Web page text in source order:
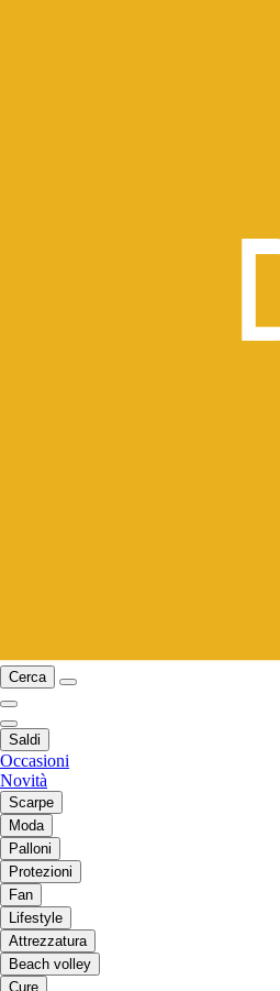
Cerca
Saldi
Occasioni
Novità
Scarpe
Moda
Palloni
Protezioni
Fan
Lifestyle
Attrezzatura
Beach volley
Cure